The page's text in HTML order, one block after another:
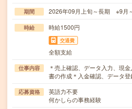
期間 2026年09月上旬～長期 ※9月
時給 時給1500円
交通費
全額支給
仕事内容
＊売上確認、データ入力、現
書の作成＊入金確認、データ
応募資格
英語力不要
何かしらの事務経験